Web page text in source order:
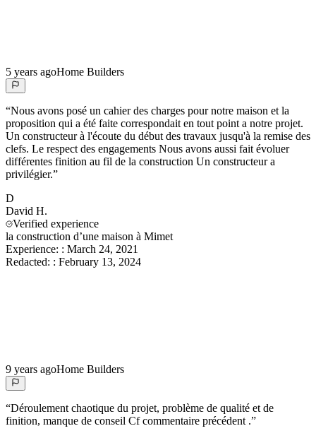
5 years agoHome Builders
“Nous avons posé un cahier des charges pour notre maison et la
proposition qui a été faite correspondait en tout point a notre projet.
Un constructeur à l'écoute du début des travaux jusqu'à la remise des
clefs. Le respect des engagements Nous avons aussi fait évoluer
différentes finition au fil de la construction Un constructeur a
privilégier.”
D
David H.
Verified experience
la construction d’une maison à Mimet
Experience: : March 24, 2021
Redacted: : February 13, 2024
9 years agoHome Builders
“Déroulement chaotique du projet, problème de qualité et de
finition, manque de conseil Cf commentaire précédent .”